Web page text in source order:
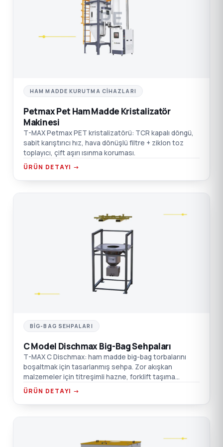
PE
HAM MADDE KURUTMA CIHAZLARI
Petmax Pet Ham Madde Kristalizatör
Makinesi
T-MAX Petmax PET kristalizatörü: TCR kapalı döngü,
sabit karıştırıcı hız, hava dönüşlü filtre + ziklon toz
toplayıcı, çift aşırı ısınma koruması.
ÜRÜN DETAYI →
C
BIG-BAG SEHPALARI
C Model Dischmax Big-Bag Sehpaları
T-MAX C Dischmax: ham madde big-bag torbalarını
boşaltmak için tasarlanmış sehpa. Zor akışkan
malzemeler için titreşimli hazne, forklift taşıma
noktaları, emiş kutusu flanş bağlantısı.
ÜRÜN DETAYI →